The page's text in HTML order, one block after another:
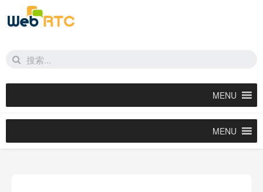
MENU
MENU